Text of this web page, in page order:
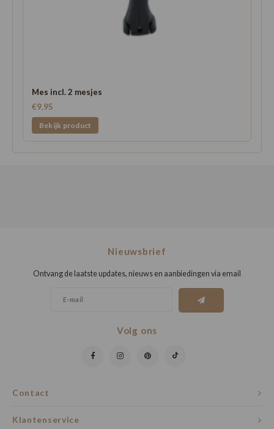
Mes incl. 2 mesjes
€9,95
Bekijk product
Contact
Nieuwsbrief
Ontvang de laatste updates, nieuws en aanbiedingen via email
Volg ons
Klantenservice